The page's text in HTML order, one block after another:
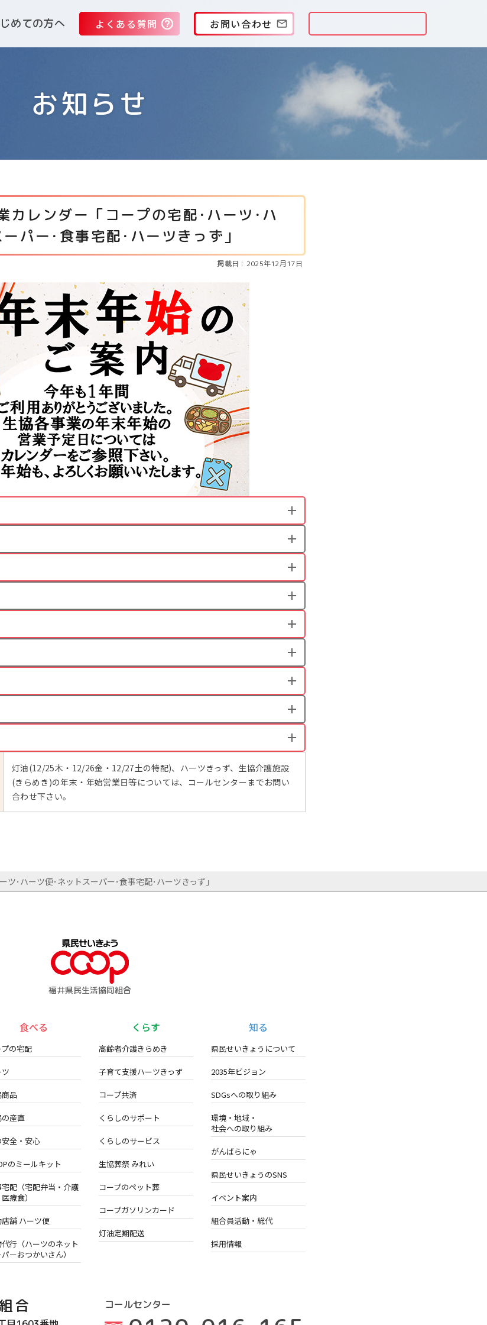
めての方へ よくある質問 お問い合わせ
お知らせ
カレンダー「コープの宅配･ハーツ･ハ
パー･食事宅配･ハーツきっず」
掲載日：2025年12月17日
灯油(12/25木・12/26金・12/27土の特配)、ハーツきっず、生協介護施設
(きらめき)の年末・年始営業日等については、コールセンターまでお問い
合わせ下さい。
ツ･ハーツ便･ネットスーパー･食事宅配･ハーツきっず」
福井県民生活協同組合
食べる
プの宅配
品
産直
全・安心
のミールキット
配（宅配弁当・介護
療食）
舗 ハーツ便
代行（ハーツのネット
ーおつかいさん）
くらす
高齢者介護きらめき
子育て支援ハーツきっず
コープ共済
くらしのサポート
くらしのサービス
生協葬祭 みれい
コープのペット葬
コープガソリンカード
灯油定期配送
知る
県民せいきょうについて
2035年ビジョン
SDGsへの取り組み
環境・地域・
社会への取り組み
がんばらにゃ
県民せいきょうのSNS
イベント案内
組合員活動・総代
採用情報
合 コールセンター